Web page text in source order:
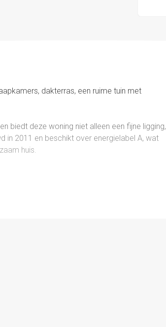
dakterras, een ruime tuin met
biedt deze woning niet alleen een fijne ligging,
2011 en beschikt over energielabel A, wat
huis.